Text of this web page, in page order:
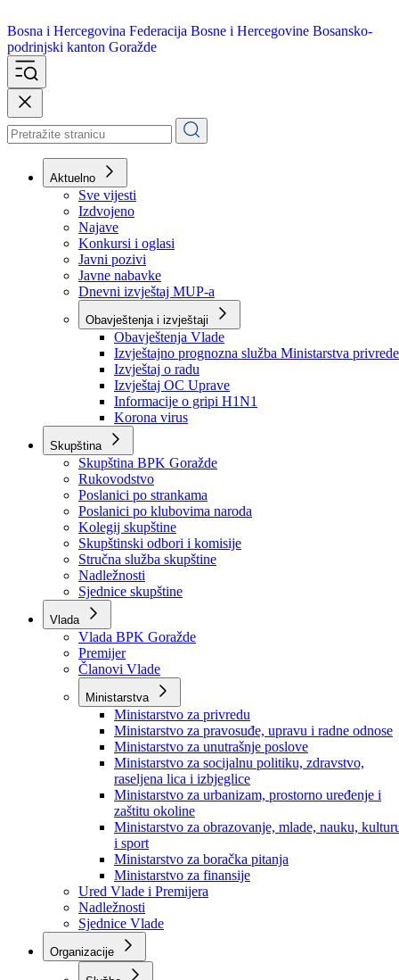
Bosna i Hercegovina
podrinjski kanton Goražde
Aktuelno
Sve vijesti
Izdvojeno
Najave
Konkursi i oglasi
Javni pozivi
Javne nabavke
Dnevni izvještaj MUP-a
Obavještenja i izvještaji
Obavještenja Vlade
Izvještajno prognozna služba Ministarstva privrede
Izvještaj o radu
Izvještaj OC Uprave
Informacije o gripi H1N1
Korona virus
Skupština
Skupština BPK Goražde
Rukovodstvo
Poslanici po strankama
Poslanici po klubovima naroda
Kolegij skupštine
Skupštinski odbori i komisije
Stručna služba skupštine
Nadležnosti
Sjednice skupštine
Vlada
Vlada BPK Goražde
Premijer
Članovi Vlade
Ministarstva
Ministarstvo za privredu
Ministarstvo za pravosuđe, upravu i radne odnose
Ministarstvo za unutrašnje poslove
Ministarstvo za socijalnu politiku, zdravstvo,
raseljena lica i izbjeglice
Ministarstvo za urbanizam, prostorno uređenje i
zaštitu okoline
Ministarstvo za obrazovanje, mlade, nauku,
i sport
Ministarstvo za boračka pitanja
Ministarstvo za finansije
Ured Vlade i Premijera
Nadležnosti
Sjednice Vlade